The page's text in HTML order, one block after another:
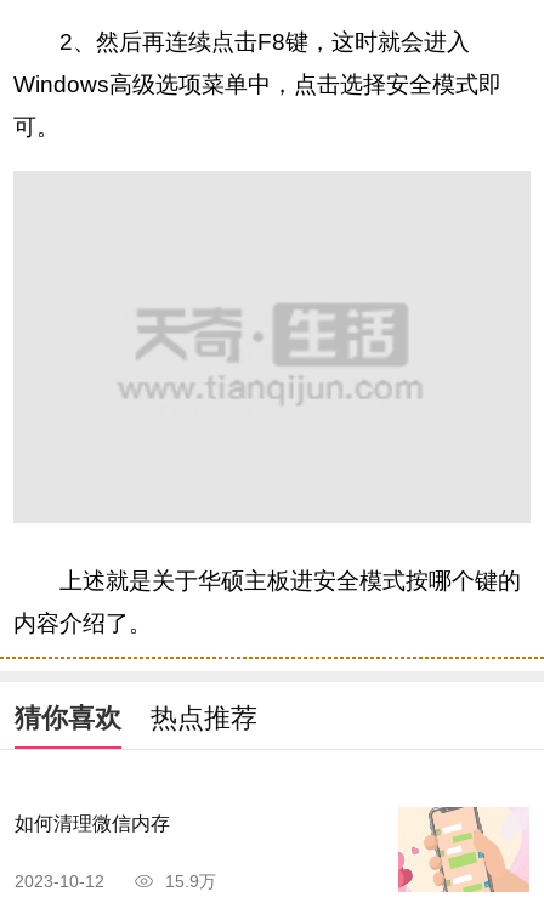
2、然后再连续点击F8键，这时就会进入
Windows高级选项菜单中，点击选择安全模式即
可。
上述就是关于华硕主板进安全模式按哪个键的
内容介绍了。
猜你喜欢 热点推荐
如何清理微信内存
2023-10-12 15.9万